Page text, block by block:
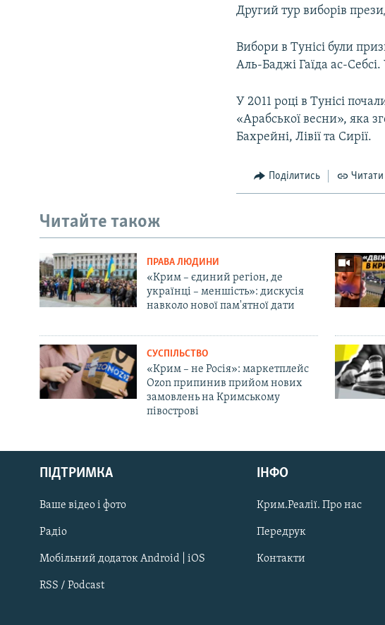
Русский
Qırımtatar
ДОЛУЧАЙСЯ!
Другий тур виборів
Вибори в Тунісі були
Аль-Баджі Гаїда ас-
У 2011 році в Тунісі
«Арабської весни», яка
Бахрейні, Лівії та Сирії.
Поділитись Читати
Читайте також
ПРАВА ЛЮДИНИ
«Крим – єдиний регіон, де
українці – меншість»: дискусія
навколо нової пам'ятної дати
СУСПІЛЬСТВО
«Крим – не Росія»: маркетплейс
Ozon припинив прийом нових
замовлень на Кримському
півострові
ПІДТРИМКА
Ваше відео і фото
Радіо
Мобільний додаток Android | iOS
RSS / Podcast
ІНФО
Крим.Реалії. Про нас
Передрук
Контакти